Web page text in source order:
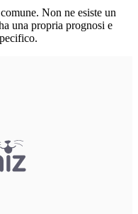
Non ne esiste un
una propria prognosi e